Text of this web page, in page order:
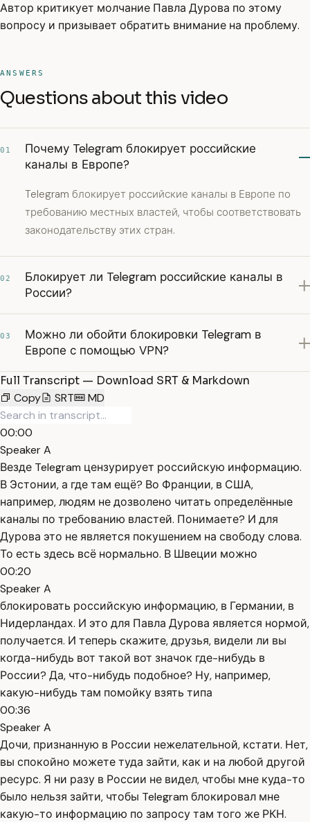
Автор критикует молчание Павла Дурова по этому
вопросу и призывает обратить внимание на проблему.
ANSWERS
Questions about this video
01
Почему Telegram блокирует российские
каналы в Европе?
Telegram блокирует российские каналы в Европе по
требованию местных властей, чтобы соответствовать
законодательству этих стран.
02
Блокирует ли Telegram российские каналы в
России?
03
Можно ли обойти блокировки Telegram в
Европе с помощью VPN?
Full Transcript — Download SRT & Markdown
Copy
SRT MD
00:00
Speaker A
Везде Telegram цензурирует российскую информацию.
В Эстонии, а где там ещё? Во Франции, в США,
например, людям не дозволено читать определённые
каналы по требованию властей. Понимаете? И для
Дурова это не является покушением на свободу слова.
То есть здесь всё нормально. В Швеции можно
00:20
Speaker A
блокировать российскую информацию, в Германии, в
Нидерландах. И это для Павла Дурова является нормой,
получается. И теперь скажите, друзья, видели ли вы
когда-нибудь вот такой вот значок где-нибудь в
России? Да, что-нибудь подобное? Ну, например,
какую-нибудь там помойку взять типа
00:36
Speaker A
Дочи, признанную в России нежелательной, кстати. Нет,
вы спокойно можете туда зайти, как и на любой другой
ресурс. Я ни разу в России не видел, чтобы мне куда-то
было нельзя зайти, чтобы Telegram блокировал мне
какую-то информацию по запросу там того же РКН.